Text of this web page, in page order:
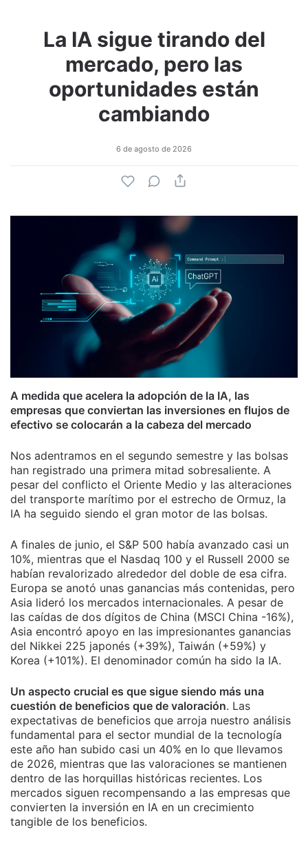
La IA sigue tirando del
mercado, pero las
oportunidades están
cambiando
6 de agosto de 2026
A medida que acelera la adopción de la IA, las
empresas que conviertan las inversiones en flujos de
efectivo se colocarán a la cabeza del mercado
Nos adentramos en el segundo semestre y las bolsas
han registrado una primera mitad sobresaliente. A
pesar del conflicto el Oriente Medio y las alteraciones
del transporte marítimo por el estrecho de Ormuz, la
IA ha seguido siendo el gran motor de las bolsas.
A finales de junio, el S&P 500 había avanzado casi un
10%, mientras que el Nasdaq 100 y el Russell 2000 se
habían revalorizado alrededor del doble de esa cifra.
Europa se anotó unas ganancias más contenidas, pero
Asia lideró los mercados internacionales. A pesar de
las caídas de dos dígitos de China (MSCI China -16%),
Asia encontró apoyo en las impresionantes ganancias
del Nikkei 225 japonés (+39%), Taiwán (+59%) y
Korea (+101%). El denominador común ha sido la IA.
Un aspecto crucial es que sigue siendo más una
cuestión de beneficios que de valoración. Las
expectativas de beneficios que arroja nuestro análisis
fundamental para el sector mundial de la tecnología
este año han subido casi un 40% en lo que llevamos
de 2026, mientras que las valoraciones se mantienen
dentro de las horquillas históricas recientes. Los
mercados siguen recompensando a las empresas que
convierten la inversión en IA en un crecimiento
tangible de los beneficios.